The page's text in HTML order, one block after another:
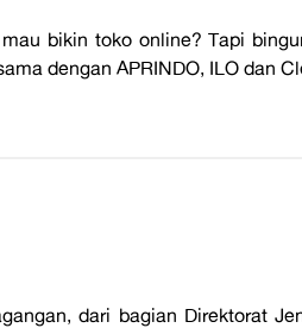
bikin toko online? Tapi
dengan APRINDO, ILO dan
dari bagian Direktorat